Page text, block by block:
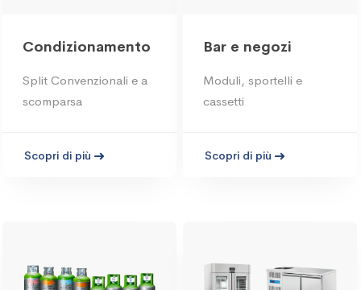
Condizionamento
Split Convenzionali e a
scomparsa
Scopri di più
Bar e negozi
Moduli, sportelli e
cassetti
Scopri di più